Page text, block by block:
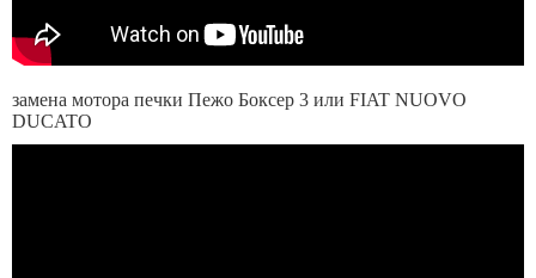
замена мотора печки Пежо Боксер 3 или FIAT NUOVO
DUCATO